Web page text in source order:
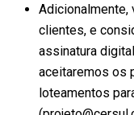
clientes, e
assinatura
aceitaremos os
loteamentos